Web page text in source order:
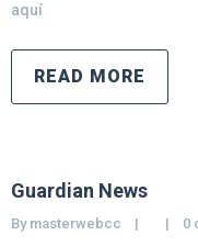
aquí
READ MORE
Guardian News
By masterwebcc | | 0